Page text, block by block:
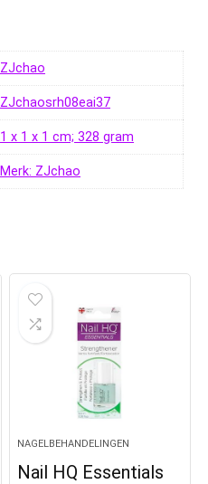
‎ZJchao
‎ZJchaosrh08eai37
‎1 x 1 x 1 cm; 328 gram
Merk: ZJchao
NAGELBEHANDELINGEN
Nail HQ Essentials